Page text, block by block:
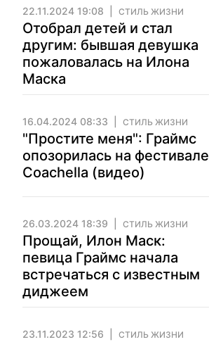
22.11.2024 19:08 СТИЛЬ ЖИЗНИ
Отобрал детей и стал
другим: бывшая девушка
пожаловалась на Илона
Маска
16.04.2024 08:33 СТИЛЬ ЖИЗНИ
"Простите меня": Граймс
опозорилась на фестивале
Coachella (видео)
26.03.2024 18:39 СТИЛЬ ЖИЗНИ
Прощай, Илон Маск:
певица Граймс начала
встречаться с известным
диджеем
23.11.2023 12:56 СТИЛЬ ЖИЗНИ